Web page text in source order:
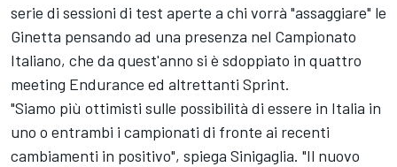
serie di sessioni di test aperte a chi vorrà "assaggiare" le
Ginetta pensando ad una presenza nel Campionato
Italiano, che da quest'anno si è sdoppiato in quattro
meeting Endurance ed altrettanti Sprint.
"Siamo più ottimisti sulle possibilità di essere in Italia in
uno o entrambi i campionati di fronte ai recenti
cambiamenti in positivo", spiega Sinigaglia. "Il nuovo